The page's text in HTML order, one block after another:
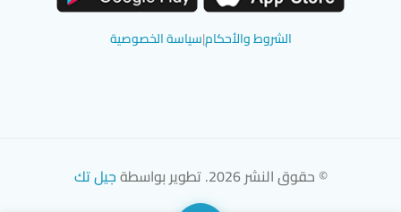
الشروط والأحكام|سياسة الخصوصية
© حقوق النشر 2026. تطوير بواسطة جيل تك